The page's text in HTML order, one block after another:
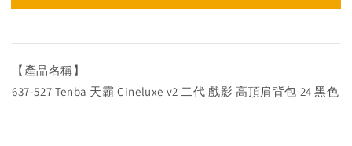
【產品名稱】
637-527 Tenba 天霸 Cineluxe v2 二代 戲影 高頂肩背包 24 黑色